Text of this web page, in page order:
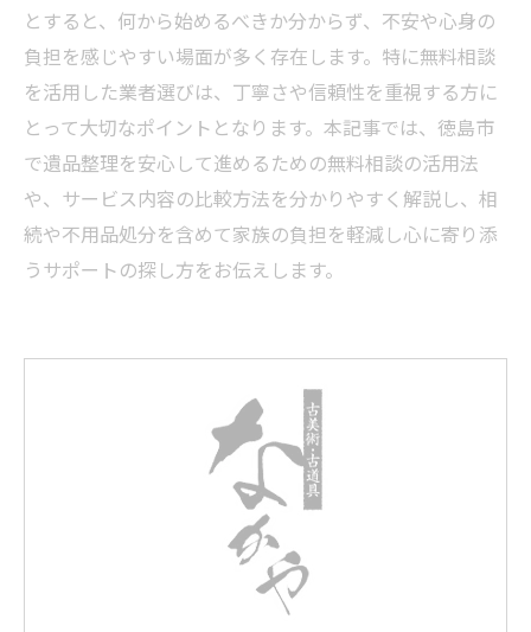
とすると、何から始めるべきか分からず、不安や心身の
負担を感じやすい場面が多く存在します。特に無料相談
を活用した業者選びは、丁寧さや信頼性を重視する方に
とって大切なポイントとなります。本記事では、徳島市
で遺品整理を安心して進めるための無料相談の活用法
や、サービス内容の比較方法を分かりやすく解説し、相
続や不用品処分を含めて家族の負担を軽減し心に寄り添
うサポートの探し方をお伝えします。